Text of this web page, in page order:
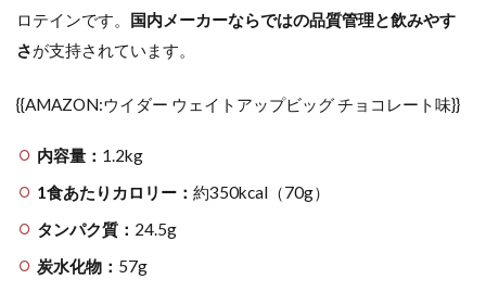
ロテインです。 国内メーカーならではの品質管理と飲みやす
さが支持されています。
{{AMAZON:ウイダー ウェイトアップビッグ チョコレート味}}
内容量： 1.2kg
1食あたりカロリー： 約350kcal（70g）
タンパク質： 24.5g
炭水化物： 57g